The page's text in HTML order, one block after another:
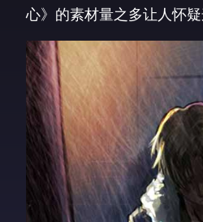
心》的素材量之多让人怀